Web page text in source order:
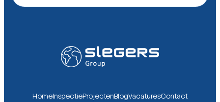
HomeInspectieProjectenBlogVacaturesContact